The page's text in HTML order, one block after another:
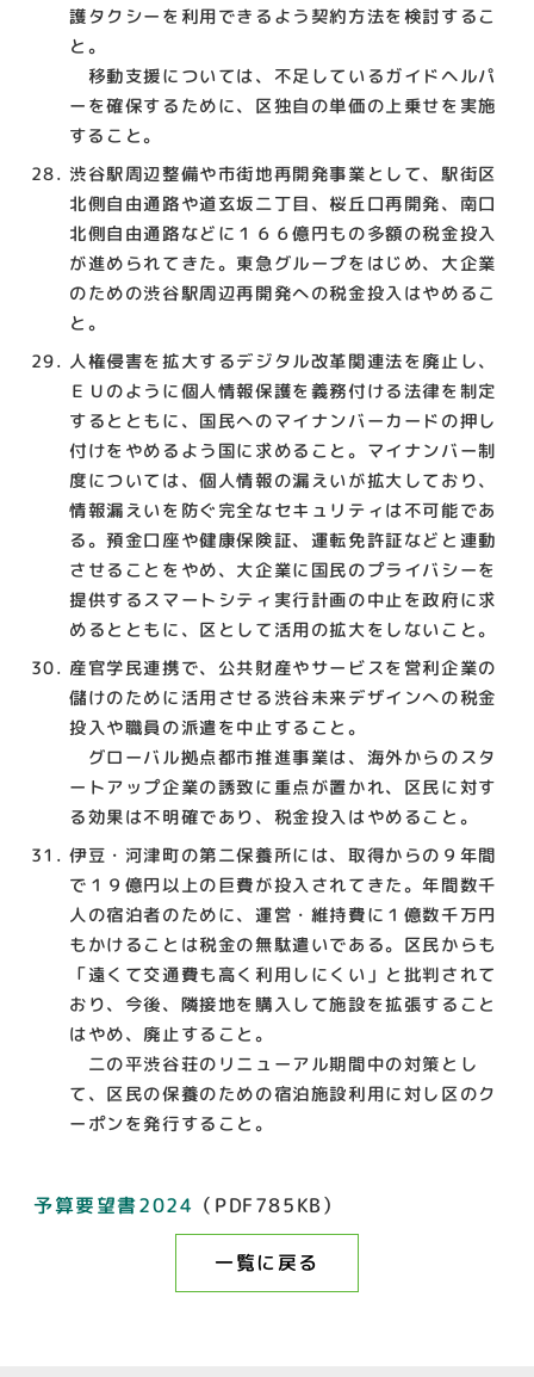
護タクシーを利用できるよう契約方法を検討するこ
と。
移動支援については、不足しているガイドヘルパ
ーを確保するために、区独自の単価の上乗せを実施
すること。
渋谷駅周辺整備や市街地再開発事業として、駅街区
北側自由通路や道玄坂二丁目、桜丘口再開発、南口
北側自由通路などに１６６億円もの多額の税金投入
が進められてきた。東急グループをはじめ、大企業
のための渋谷駅周辺再開発への税金投入はやめるこ
と。
人権侵害を拡大するデジタル改革関連法を廃止し、
ＥＵのように個人情報保護を義務付ける法律を制定
するとともに、国民へのマイナンバーカードの押し
付けをやめるよう国に求めること。マイナンバー制
度については、個人情報の漏えいが拡大しており、
情報漏えいを防ぐ完全なセキュリティは不可能であ
る。預金口座や健康保険証、運転免許証などと連動
させることをやめ、大企業に国民のプライバシーを
提供するスマートシティ実行計画の中止を政府に求
めるとともに、区として活用の拡大をしないこと。
産官学民連携で、公共財産やサービスを営利企業の
儲けのために活用させる渋谷未来デザインへの税金
投入や職員の派遣を中止すること。
グローバル拠点都市推進事業は、海外からのスタ
ートアップ企業の誘致に重点が置かれ、区民に対す
る効果は不明確であり、税金投入はやめること。
伊豆・河津町の第二保養所には、取得からの９年間
で１９億円以上の巨費が投入されてきた。年間数千
人の宿泊者のために、運営・維持費に１億数千万円
もかけることは税金の無駄遣いである。区民からも
「遠くて交通費も高く利用しにくい」と批判されて
おり、今後、隣接地を購入して施設を拡張すること
はやめ、廃止すること。
二の平渋谷荘のリニューアル期間中の対策とし
て、区民の保養のための宿泊施設利用に対し区のク
ーポンを発行すること。
予算要望書2024 （PDF785KB）
一覧に戻る